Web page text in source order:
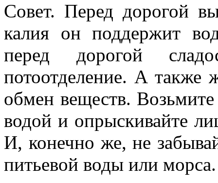
Совет. Перед дорогой
калия он поддержит
перед дорогой
потоотделение. А
обмен веществ.
водой и опрыскивайте
И, конечно же, не
питьевой воды или морса.